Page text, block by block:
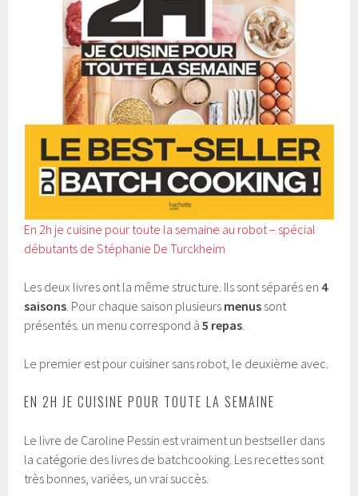
En 2h je cuisine pour toute la semaine au robot – spécial
débutants de Stéphanie De Turckheim
Les deux livres ont la même structure. Ils sont séparés en 4
saisons . Pour chaque saison plusieurs menus sont
présentés. un menu correspond à5 repas
Le premier est pour cuisiner sans robot, le deuxième avec.
EN 2H JE CUISINE POUR TOUTE LA SEMAINE
Le livre de Caroline Pessin est vraiment un bestseller dans
la catégorie des livres de batchcooking. Les recettes sont
très bonnes, variées, un vrai succès.